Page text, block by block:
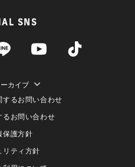
SNS
カイブ
するお問い合わせ
るお問い合わせ
保護方針
リティ方針